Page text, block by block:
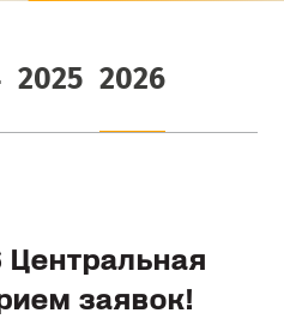
2025 2026
Центральная
заявок!